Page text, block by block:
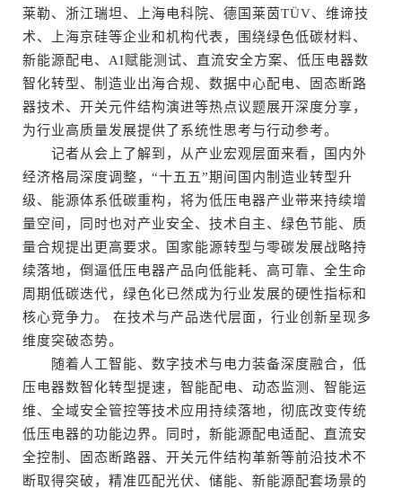
莱勒、浙江瑞坦、上海电科院、德国莱茵TÜV、维谛技
术、上海京硅等企业和机构代表，围绕绿色低碳材料、
新能源配电、AI赋能测试、直流安全方案、低压电器数
智化转型、制造业出海合规、数据中心配电、固态断路
器技术、开关元件结构演进等热点议题展开深度分享，
为行业高质量发展提供了系统性思考与行动参考。
记者从会上了解到，从产业宏观层面来看，国内外
经济格局深度调整，“十五五”期间国内制造业转型升
级、能源体系低碳重构，将为低压电器产业带来持续增
量空间，同时也对产业安全、技术自主、绿色节能、质
量合规提出更高要求。国家能源转型与零碳发展战略持
续落地，倒逼低压电器产品向低能耗、高可靠、全生命
周期低碳迭代，绿色化已然成为行业发展的硬性指标和
核心竞争力。 在技术与产品迭代层面，行业创新呈现多
维度突破态势。
随着人工智能、数字技术与电力装备深度融合，低
压电器数智化转型提速，智能配电、动态监测、智能运
维、全域安全管控等技术应用持续落地，彻底改变传统
低压电器的功能边界。同时，新能源配电适配、直流安
全控制、固态断路器、开关元件结构革新等前沿技术不
断取得突破，精准匹配光伏、储能、新能源配套场景的